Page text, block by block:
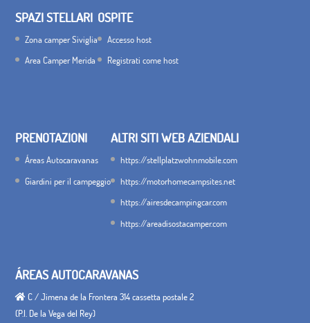
SPAZI STELLARI
Zona camper Siviglia
Area Camper Merida
OSPITE
Accesso host
Registrati come host
PRENOTAZIONI
Áreas Autocaravanas
Giardini per il campeggio
ALTRI SITI WEB AZIENDALI
https://stellplatzwohnmobile.com
https://motorhomecampsites.net
https://airesdecampingcar.com
https://areadisostacamper.com
ÁREAS AUTOCARAVANAS
C / Jimena de la Frontera 314 cassetta postale 2
(P.I. De la Vega del Rey)